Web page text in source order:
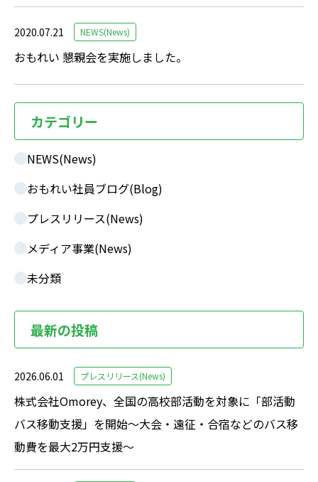
2020.07.21 NEWS(News)
おもれい 懇親会を実施しました。
カテゴリー
NEWS(News)
おもれい社員ブログ(Blog)
プレスリリース(News)
メディア事業(News)
未分類
最新の投稿
2026.06.01 プレスリリース(News)
株式会社Omorey、全国の高校部活動を対象に「部活動
バス移動支援」を開始～大会・遠征・合宿などのバス移
動費を最大2万円支援～